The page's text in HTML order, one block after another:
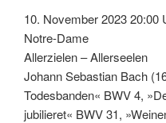
10. November 2023 20:00
Notre-Dame
Allerzielen – Allerseelen
Johann Sebastian Bach
Todesbanden« BWV 4,
jubilieret« BWV 31,